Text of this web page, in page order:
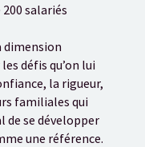
salariés
dimension
défis qu’on lui
la rigueur,
familiales qui
se développer
une référence.